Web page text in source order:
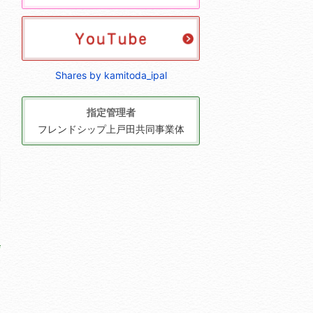
Shares by kamitoda_ipal
指定管理者
フレンドシップ上戸田共同事業体